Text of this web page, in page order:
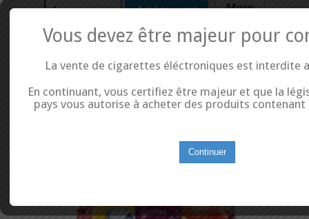
Add to cart More
Vous devez être majeur pour
La vente de cigarettes éléctroniques est interdite
En continuant, vous certifiez être majeur et que la
pays vous autorise à acheter des produits contenant
Continuer